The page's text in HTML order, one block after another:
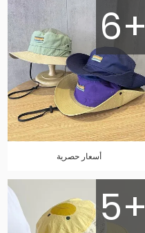
6+
أسعار حصرية
5+